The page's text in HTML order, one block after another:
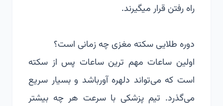
راه رفتن قرار میگیرند.
دوره طلایی سکته مغزی چه زمانی است؟
اولین ساعات مهم ترین ساعات پس از سکته
است که می‌تواند دلهره آورباشد و بسیار سریع
می‌گذرد. تیم پزشکی با سرعت هر چه بیشتر